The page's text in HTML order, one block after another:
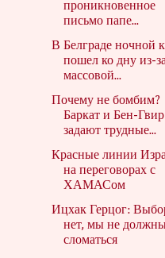
проникновенное
письмо папе...
В Белграде ночной
пошел ко дну из-
массовой...
Почему не бомбим?
Баркат и Бен-Гвир
задают трудные...
Красные линии
на переговорах с
ХАМАСом
Ицхак Герцог:
нет, мы не
сломаться